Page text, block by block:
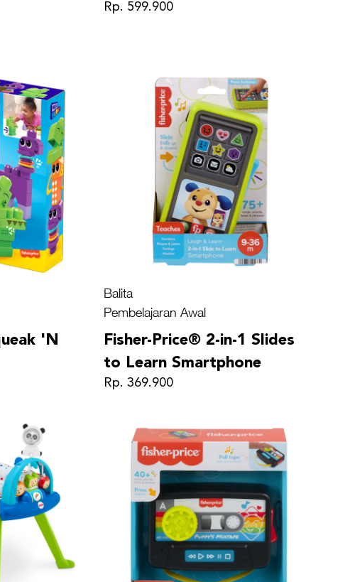
Rp. 599.900
'N
Balita
Pembelajaran Awal
Fisher-Price® 2-in-1 Slides
to Learn Smartphone
Rp. 369.900